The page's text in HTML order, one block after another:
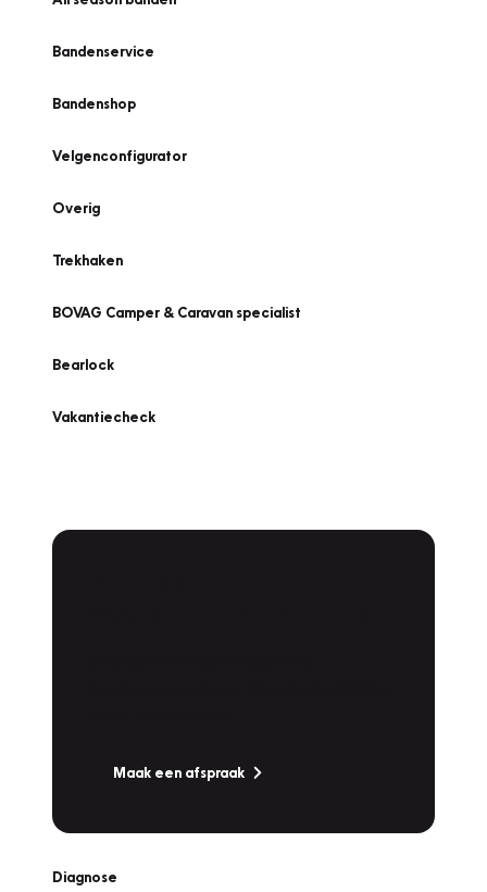
Bandenservice
Bandenshop
Velgenconfigurator
Overig
Trekhaken
BOVAG Camper & Caravan specialist
Bearlock
Vakantiecheck
Maak een afspraak
Diagnose